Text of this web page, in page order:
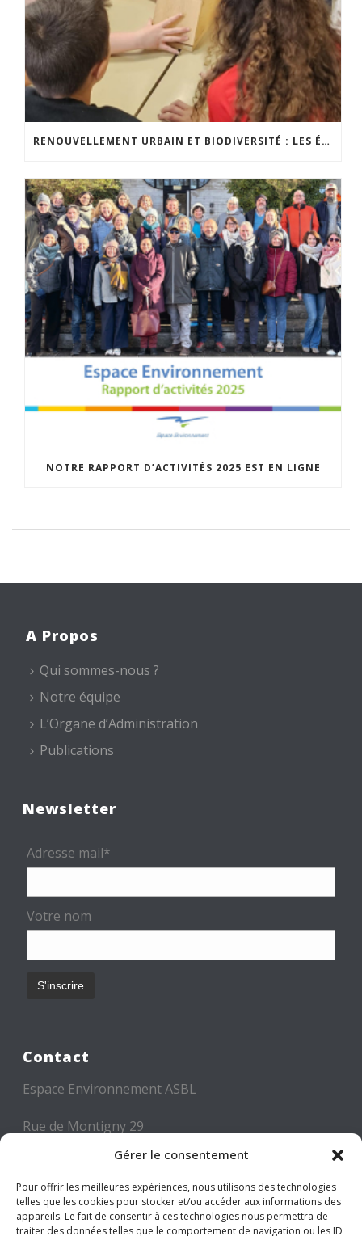
Gérer le consentement
Pour offrir les meilleures expériences, nous utilisons des technologies
telles que les cookies pour stocker et/ou accéder aux informations des
appareils. Le fait de consentir à ces technologies nous permettra de
traiter des données telles que le comportement de navigation ou les ID
RENOUVELLEMENT URBAIN ET BIODIVERSITÉ : LES ÉLÈVES S’IMPLIQUENT CONCRÈTEMENT
NOTRE RAPPORT D’ACTIVITÉS 2025 EST EN LIGNE
A Propos
Qui sommes-nous ?
Notre équipe
L’Organe d’Administration
Publications
Newsletter
Adresse mail*
Votre nom
Contact
Espace Environnement ASBL
Rue de Montigny 29
6000 CHARLEROI
Tél: +32 71 300 300
Mail: info@espace-environnement.be